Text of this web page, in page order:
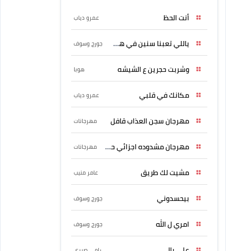
أنت الحظ عمرو دياب
ياللي تعبنا سنين في هواه جورج وسوف
وشربت حجرين ع الشيشه هوبا
مكانك في قلبي عمرو دياب
مهرجان سجن العذاب قافل مهرجانات
مهرجان مشدوده اجزائي حربونى مهرجانات
مشيت لك طريق عامر منيب
بيحسدوني جورج وسوف
امري ل الله جورج وسوف